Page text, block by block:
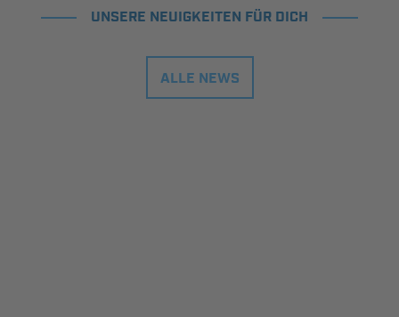
UNSERE NEUIGKEITEN FÜR DICH
ALLE NEWS